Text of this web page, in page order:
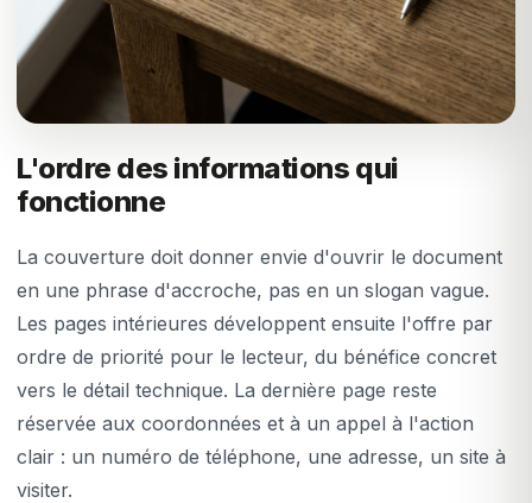
L'ordre des informations qui
fonctionne
La couverture doit donner envie d'ouvrir le document
en une phrase d'accroche, pas en un slogan vague.
Les pages intérieures développent ensuite l'offre par
ordre de priorité pour le lecteur, du bénéfice concret
vers le détail technique. La dernière page reste
réservée aux coordonnées et à un appel à l'action
clair : un numéro de téléphone, une adresse, un site à
visiter.